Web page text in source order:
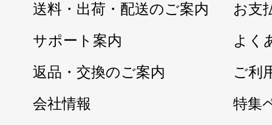
送料・出荷・配送のご案内
お支
サポート案内
よく
返品・交換のご案内
ご利
会社情報
特集